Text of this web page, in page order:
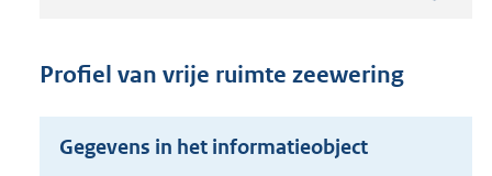
n
s
r
Profiel van vrije ruimte zeewering
Gegevens in het informatieobject